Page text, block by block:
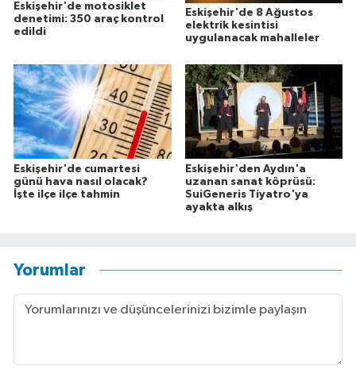
Eskişehir'de motosiklet
denetimi: 350 araç kontrol
edildi
Eskişehir'de 8 Ağustos
elektrik kesintisi
uygulanacak mahalleler
Eskişehir'de cumartesi
günü hava nasıl olacak?
İşte ilçe ilçe tahmin
Eskişehir'den Aydın'a
uzanan sanat köprüsü:
SuiGeneris Tiyatro'ya
ayakta alkış
Yorumlar